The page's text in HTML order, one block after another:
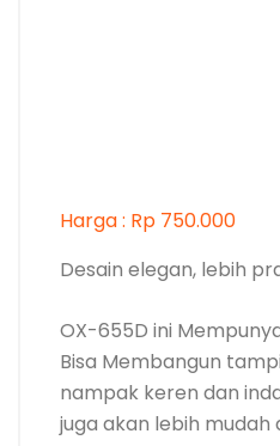
watt pada tungku
dilengkapi dengan
memberikan
terlalu panas.